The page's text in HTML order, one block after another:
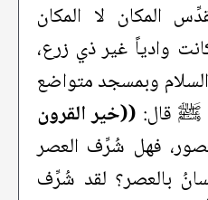
المكان لا المكان
وادياً غير ذي زرع،
وبمسجد متواضع
ﷺ قال: ((خير القرون
فهل شُرِّف العصر
بالعصر؟ لقد شُرِّف